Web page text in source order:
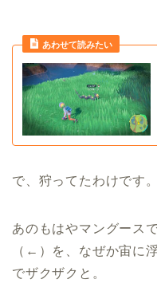
で、狩ってたわけです
あのもはやマングース
（←）を、なぜか宙に
でザクザクと。